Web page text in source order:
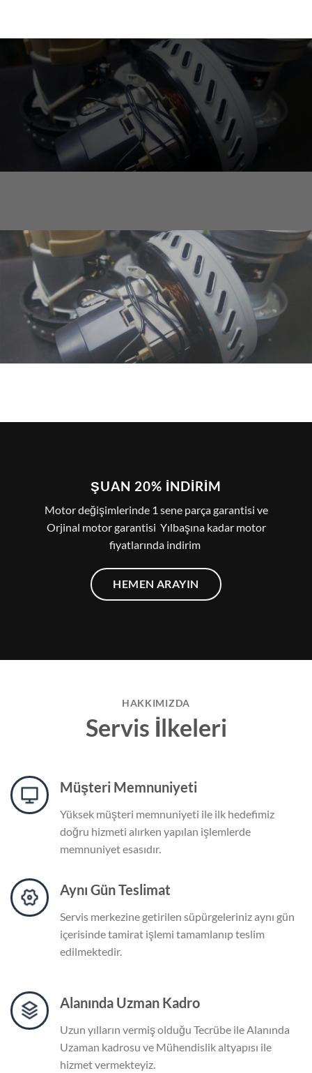
ŞUAN 20% İNDIRIM
Motor değişimlerinde 1 sene parça garantisi ve
Orjinal motor garantisi Yılbaşına kadar motor
fiyatlarında indirim
HEMEN ARAYIN
HAKKIMIZDA
Servis İlkeleri
Müşteri Memnuniyeti
Yüksek müşteri memnuniyeti ile ilk hedefimiz
doğru hizmeti alırken yapılan işlemlerde
memnuniyet esasıdır.
Aynı Gün Teslimat
Servis merkezine getirilen süpürgeleriniz aynı gün
içerisinde tamirat işlemi tamamlanıp teslim
edilmektedir.
Alanında Uzman Kadro
Uzun yılların vermiş olduğu Tecrübe ile Alanında
Uzaman kadrosu ve Mühendislik altyapısı ile
hizmet vermekteyiz.